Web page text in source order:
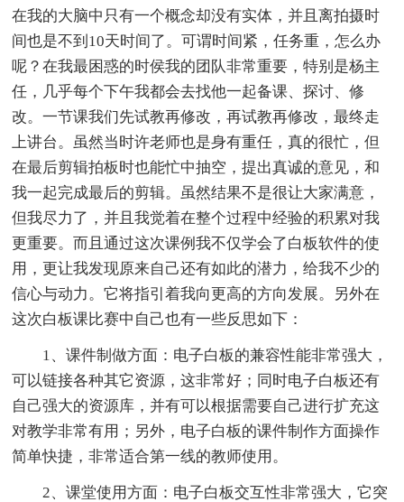
在我的大脑中只有一个概念却没有实体，并且离拍摄时
间也是不到10天时间了。可谓时间紧，任务重，怎么办
呢？在我最困惑的时侯我的团队非常重要，特别是杨主
任，几乎每个下午我都会去找他一起备课、探讨、修
改。一节课我们先试教再修改，再试教再修改，最终走
上讲台。虽然当时许老师也是身有重任，真的很忙，但
在最后剪辑拍板时也能忙中抽空，提出真诚的意见，和
我一起完成最后的剪辑。虽然结果不是很让大家满意，
但我尽力了，并且我觉着在整个过程中经验的积累对我
更重要。而且通过这次课例我不仅学会了白板软件的使
用，更让我发现原来自己还有如此的潜力，给我不少的
信心与动力。它将指引着我向更高的方向发展。另外在
这次白板课比赛中自己也有一些反思如下：
1、课件制做方面：电子白板的兼容性能非常强大，
可以链接各种其它资源，这非常好；同时电子白板还有
自己强大的资源库，并有可以根据需要自己进行扩充这
对教学非常有用；另外，电子白板的课件制作方面操作
简单快捷，非常适合第一线的教师使用。
2、课堂使用方面：电子白板交互性非常强大，它突